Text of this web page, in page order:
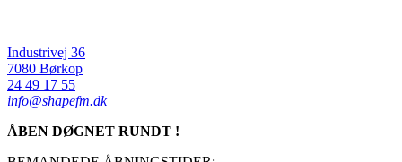
Industrivej 36
7080 Børkop
24 49 17 55
info@shapefm.dk
ÅBEN DØGNET RUNDT !